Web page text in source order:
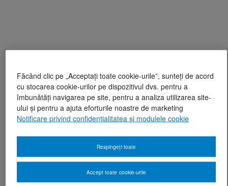
Făcând clic pe „Acceptați toate cookie-urile”, sunteți de acord
cu stocarea cookie-urilor pe dispozitivul dvs. pentru a
îmbunătăți navigarea pe site, pentru a analiza utilizarea site-
ului și pentru a ajuta eforturile noastre de marketing
Notificare privind confidențialitatea și modulele cookie
Respingeți toate
Accept toate cookie-urile